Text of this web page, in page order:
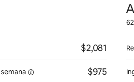
$2,081
semana $975